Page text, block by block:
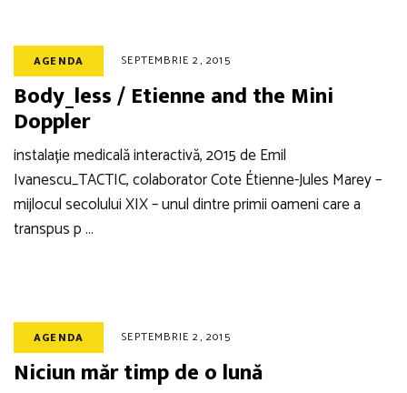
AGENDA SEPTEMBRIE 2, 2015
Body_less / Etienne and the Mini
Doppler
instalație medicală interactivă, 2015 de Emil
Ivanescu_TACTIC, colaborator Cote Étienne-Jules Marey –
mijlocul secolului XIX – unul dintre primii oameni care a
transpus p …
AGENDA SEPTEMBRIE 2, 2015
Niciun măr timp de o lună